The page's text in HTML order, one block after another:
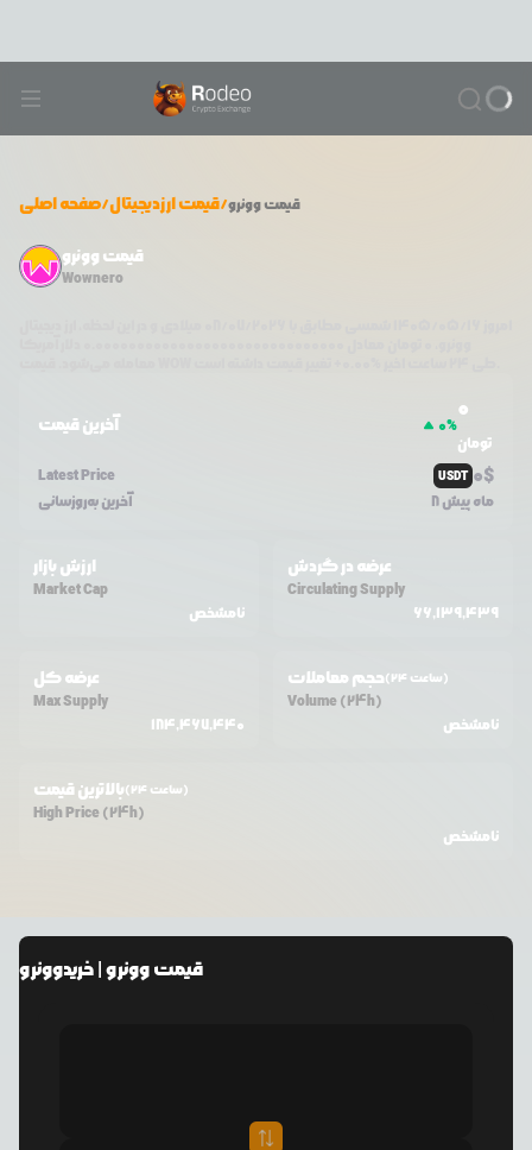
صفحه اصلی/قیمت ارزدیجیتال/ قیمتوونرو
قیمت وونرو
Wownero
آخرین قیمت 0%
0
تومان
Latest Price
USDT 0$
آخرین به‌روزسانی 8 ماه پیش
ارزش بازار
Market Cap
نامشخص
عرضه در گردش
Circulating Supply
66,139,439
عرضه کل
Max Supply
184,467,440
حجم معاملات (24 ساعت)
Volume (24h)
نامشخص
بالاترین قیمت (24 ساعت)
High Price (24h)
نامشخص
قیمتوونرو| خریدوونرو